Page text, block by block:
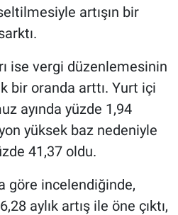
artışın bir
ise vergi düzenlemesinin
bir oranda arttı. Yurt içi
ayında yüzde 1,94
yüksek baz nedeniyle
41,37 oldu.
göre incelendiğinde,
aylık artış ile öne çıktı,